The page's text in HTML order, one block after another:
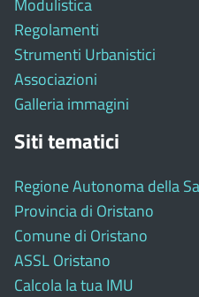
Modulistica
Regolamenti
Strumenti Urbanistici
Associazioni
Galleria immagini
Siti tematici
Regione Autonoma della
Provincia di Oristano
Comune di Oristano
ASSL Oristano
Calcola la tua IMU